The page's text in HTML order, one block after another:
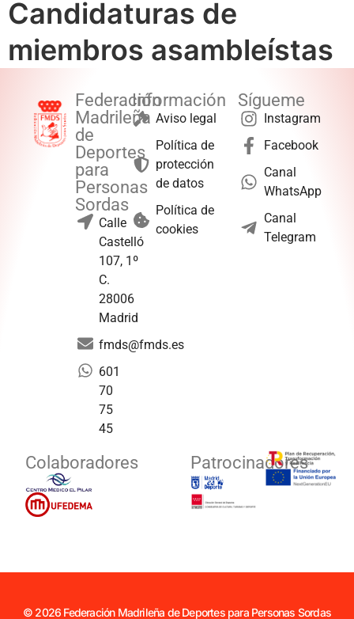
Candidaturas de
miembros asambleístas
Federación
Madrileña
de
Deportes
para
Personas
Sordas
Calle
Castelló
107, 1º
C.
28006
Madrid
fmds@fmds.es
601
70
75
45
Información
Aviso legal
Política de
protección
de datos
Política de
cookies
Sígueme
Instagram
Facebook
Canal
WhatsApp
Canal
Telegram
Colaboradores Patrocinadores
© 2026 Federación Madrileña de Deportes para Personas Sordas